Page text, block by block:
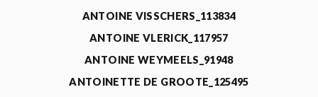
ANTOINE VISSCHERS_113834
ANTOINE VLERICK_117957
ANTOINE WEYMEELS_91948
ANTOINETTE DE GROOTE_125495